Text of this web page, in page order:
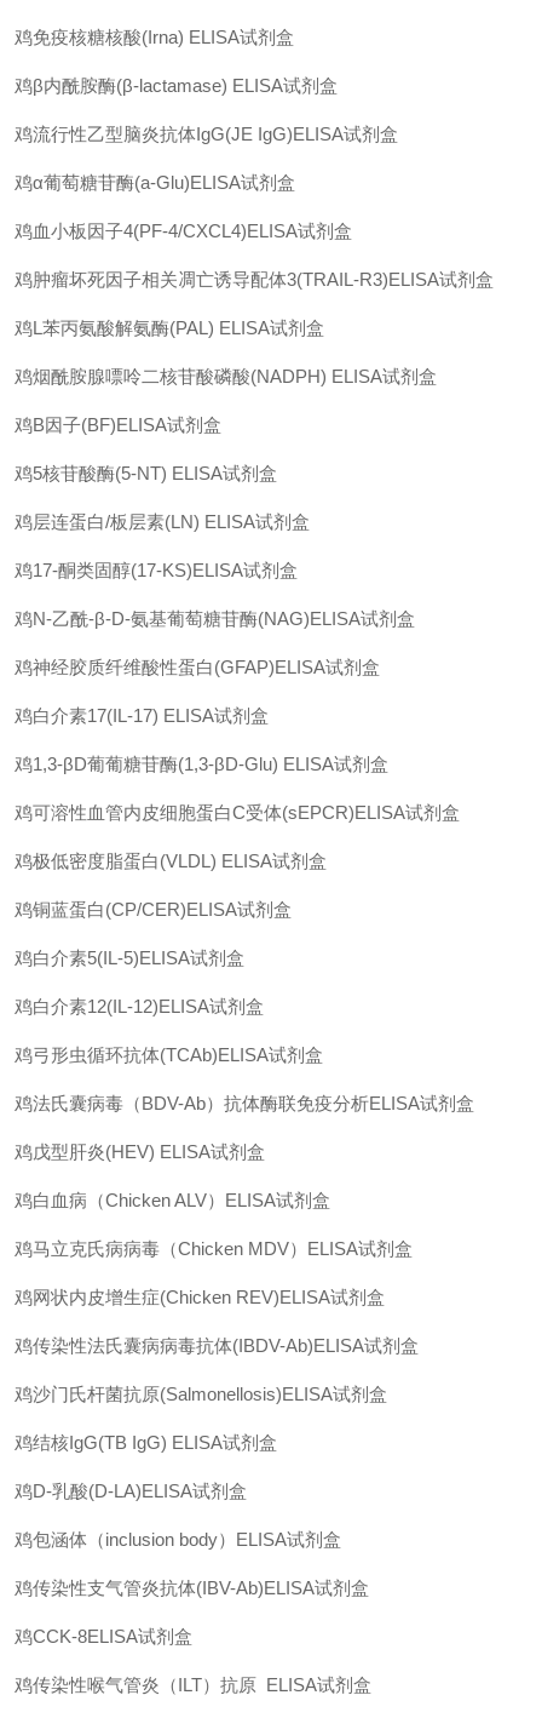
鸡免疫核糖核酸(Irna) ELISA试剂盒
鸡β内酰胺酶(β-lactamase) ELISA试剂盒
鸡流行性乙型脑炎抗体IgG(JE IgG)ELISA试剂盒
鸡α葡萄糖苷酶(a-Glu)ELISA试剂盒
鸡血小板因子4(PF-4/CXCL4)ELISA试剂盒
鸡肿瘤坏死因子相关凋亡诱导配体3(TRAIL-R3)ELISA试剂盒
鸡L 苯丙氨酸解氨酶(PAL) ELISA试剂盒
鸡烟酰胺腺嘌呤二核苷酸磷酸(NADPH) ELISA试剂盒
鸡B因子(BF)ELISA试剂盒
鸡5核苷酸酶(5-NT) ELISA试剂盒
鸡层连蛋白/板层素(LN) ELISA试剂盒
鸡17-酮类固醇(17-KS)ELISA试剂盒
鸡N-乙酰-β-D-氨基葡萄糖苷酶(NAG)ELISA试剂盒
鸡神经胶质纤维酸性蛋白(GFAP)ELISA试剂盒
鸡白介素17(IL-17) ELISA试剂盒
鸡1,3-βD葡葡糖苷酶(1,3-βD-Glu) ELISA试剂盒
鸡可溶性血管内皮细胞蛋白C受体(sEPCR)ELISA试剂盒
鸡极低密度脂蛋白(VLDL) ELISA试剂盒
鸡铜蓝蛋白(CP/CER)ELISA试剂盒
鸡白介素5(IL-5)ELISA试剂盒
鸡白介素12(IL-12)ELISA试剂盒
鸡弓形虫循环抗体(TCAb)ELISA试剂盒
鸡法氏囊病毒（BDV-Ab）抗体酶联免疫分析ELISA试剂盒
鸡戊型肝炎(HEV) ELISA试剂盒
鸡白血病（Chicken ALV） ELISA试剂盒
鸡马立克氏病病毒（Chicken MDV） ELISA试剂盒
鸡网状内皮增生症(Chicken REV)ELISA试剂盒
鸡传染性法氏囊病病毒抗体(IBDV-Ab)ELISA试剂盒
鸡沙门氏杆菌抗原(Salmonellosis)ELISA试剂盒
鸡结核IgG(TB IgG) ELISA试剂盒
鸡D-乳酸(D-LA)ELISA试剂盒
鸡包涵体（inclusion body） ELISA试剂盒
鸡传染性支气管炎抗体(IBV-Ab)ELISA试剂盒
鸡CCK-8ELISA试剂盒
鸡传染性喉气管炎（ILT）抗原 ELISA试剂盒